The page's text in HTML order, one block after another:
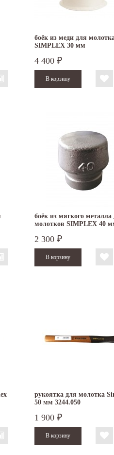
боёк из меди для
SIMPLEX 30 мм
4 400 ₽
боёк из мягкого металла
молотков SIMPLEX 40
2 300 ₽
рукоятка для молотка
50 мм 3244.050
1 900 ₽